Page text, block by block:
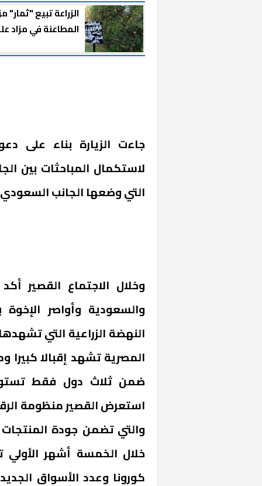
الزراعة تبيع "ثمار"
المطاعنة في مزاد
جاءت الزيارة بناء على
لاستكمال المباحثات بين
التي وضعها الجانب السعودي
وخلال الاجتماع القصير
والسعودية وأواصر
النهضة الزراعية التي
المصرية تشهد إقبالا
ضمن ثلاث دول فقط
استعرض القصير منظومة
والتي تضمن جودة
كورونا وعدد الأسواق